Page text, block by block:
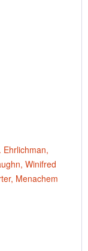
Ehrlichman,
Winifred
Menachem